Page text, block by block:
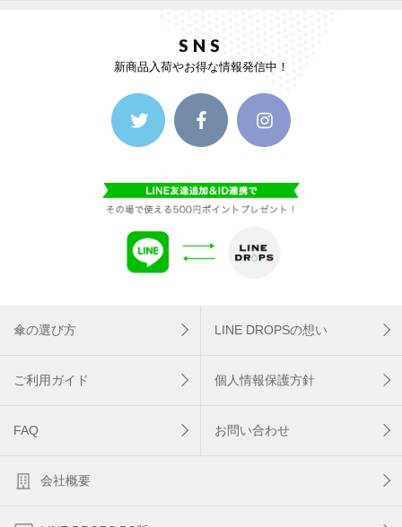
SNS
新商品入荷やお得な情報発信中！
傘の選び方 LINE DROPSの想い
ご利用ガイド 個人情報保護方針
FAQ お問い合わせ
会社概要